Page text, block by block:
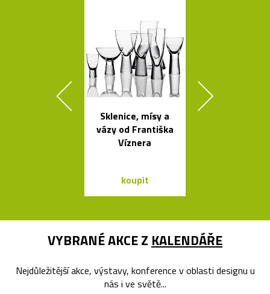
Sklenice, mísy a
vázy od Františka
Víznera
koupit
VYBRANÉ AKCE Z KALENDÁŘE
Nejdůležitější akce, výstavy, konference v oblasti designu u
nás i ve světě...